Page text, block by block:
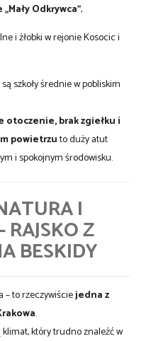
Odkrywca”,
i żłobki w rejonie Kosocic i
szkoły średnie w pobliskim
otoczenie, brak zgiełku i
powietrzuto duży atut
i spokojnym środowisku.
I
RAJSKO Z
BESKIDY
– to rzeczywiściejedna z
.
który trudno znaleźć w